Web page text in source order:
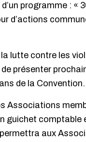
programme : «
d’actions
lutte contre les
présenter
de la Convention.
Associations
guichet comptable
aux